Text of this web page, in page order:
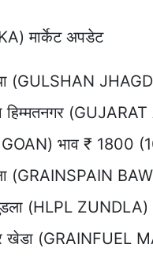
मार्केट अपडेट
(GULSHAN
हिम्मतनगर
भाव ₹ 1800
(GRAINSPAIN
(HLPL ZUNDLA)
खेडा (GRAINFUEL